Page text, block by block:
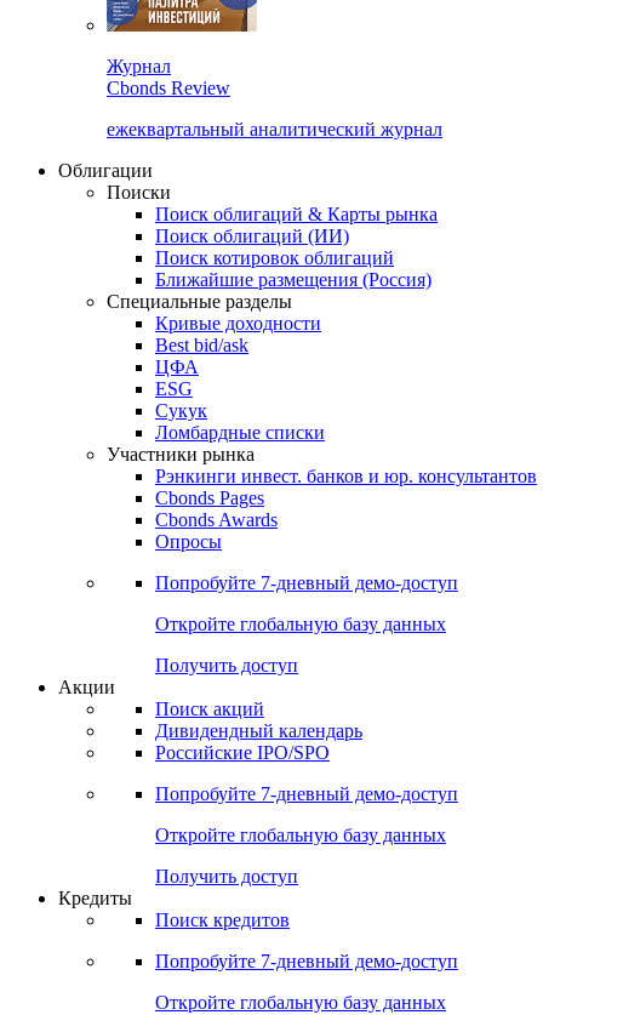
Журнал
Cbonds Review
ежеквартальный аналитический журнал
Облигации
Поиски
Поиск облигаций & Карты рынка
Поиск облигаций (ИИ)
Поиск котировок облигаций
Ближайшие размещения (Россия)
Специальные разделы
Кривые доходности
Best bid/ask
ЦФА
ESG
Сукук
Ломбардные списки
Участники рынка
Рэнкинги инвест. банков и юр. консультантов
Cbonds Pages
Cbonds Awards
Опросы
Попробуйте 7-дневный демо-доступ
Откройте глобальную базу данных
Получить доступ
Акции
Поиск акций
Дивидендный календарь
Российские IPO/SPO
Попробуйте 7-дневный демо-доступ
Откройте глобальную базу данных
Получить доступ
Кредиты
Поиск кредитов
Попробуйте 7-дневный демо-доступ
Откройте глобальную базу данных